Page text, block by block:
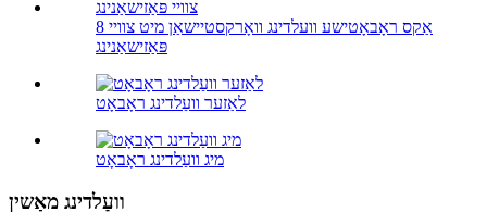
8 אַקס ראָבאָטישע וועלדינג וואָרקסטיישאַן מיט צוויי
פּאַזישאַנינג
לאַזער וועַלדינג ראָבאָט
מיג וועַלדינג ראָבאָט
וועַלדינג מאַשין